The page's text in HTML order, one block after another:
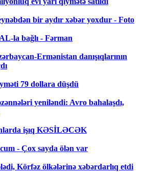
bir aydır xəbər yoxdur - Foto
la bağlı - Fərman
Ermənistan danışıqlarının
79 dollara düşdü
yeniləndi: Avro bahalaşdı,
işıq KƏSİLƏCƏK
- Çox sayda ölən var
Körfəz ölkələrinə xəbərdarlıq etdi